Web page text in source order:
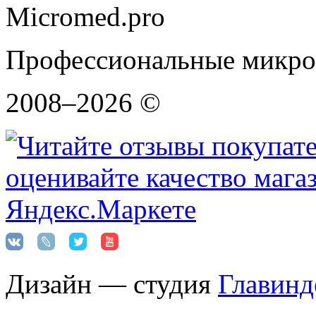
Micromed.pro
Профессиональные
2008–2026 ©
Дизайн — студия